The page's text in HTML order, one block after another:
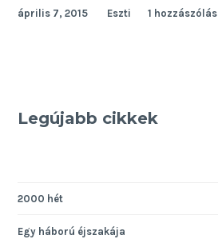
április 7, 2015 Eszti 1 hozzászólás
Legújabb cikkek
2000 hét
Egy háború éjszakája